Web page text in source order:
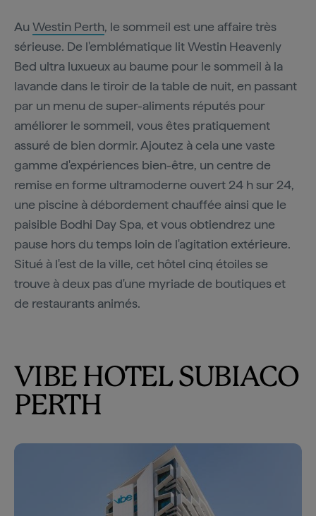
Au Westin Perth, le sommeil est une affaire très
sérieuse. De l'emblématique lit Westin Heavenly
Bed ultra luxueux au baume pour le sommeil à la
lavande dans le tiroir de la table de nuit, en passant
par un menu de super-aliments réputés pour
améliorer le sommeil, vous êtes pratiquement
assuré de bien dormir. Ajoutez à cela une vaste
gamme d'expériences bien-être, un centre de
remise en forme ultramoderne ouvert 24 h sur 24,
une piscine à débordement chauffée ainsi que le
paisible Bodhi Day Spa, et vous obtiendrez une
pause hors du temps loin de l'agitation extérieure.
Situé à l'est de la ville, cet hôtel cinq étoiles se
trouve à deux pas d'une myriade de boutiques et
de restaurants animés.
VIBE HOTEL SUBIACO
PERTH